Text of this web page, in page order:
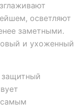
осветляют
заметными.
и ухоженный
защитный
самым